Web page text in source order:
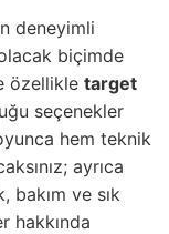
deneyimli
biçimde
özellikle target
seçenekler
hem teknik
ayrıca
ve sık
hakkında